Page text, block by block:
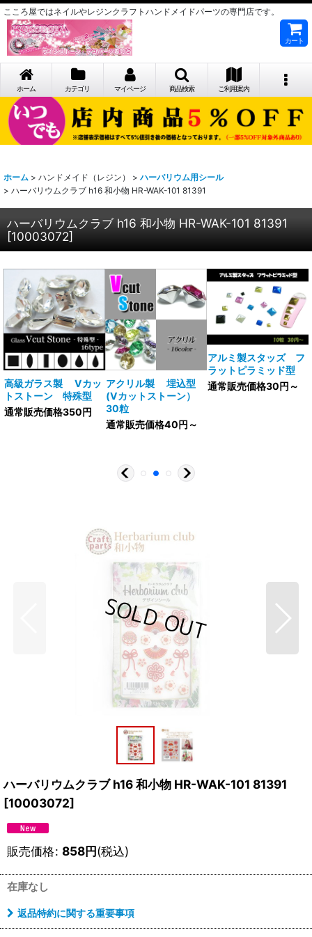
こころ屋ではネイルやレジンクラフトハンドメイドパーツの専門店です。
カート
ホーム カテゴリ マイページ 商品検索 ご利用案内
ホーム > ハンドメイド（レジン） > ハーバリウム用シール
> ハーバリウムクラブ h16 和小物 HR-WAK-101 81391
ハーバリウムクラブ h16 和小物 HR-WAK-101 81391
[10003072]
高級ガラス製 Vカッ
トストーン 特殊型
通常販売価格350円
アクリル製 埋込型
(Vカットストーン）
30粒
通常販売価格40円～
アルミ製スタッズ フ
ラットピラミッド型
通常販売価格30円～
ハーバリウムクラブ h16 和小物 HR-WAK-101 81391
[10003072]
販売価格: 858円(税込)
在庫なし
返品特約に関する重要事項